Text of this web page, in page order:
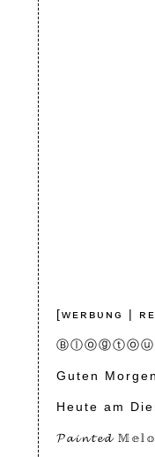
[ᴡᴇʀʙᴜɴɢ |
Ⓑⓛⓞⓖⓣⓞⓤⓡ
Guten
Heute am
𝓟𝓪𝓲𝓷𝓽𝓮𝓭